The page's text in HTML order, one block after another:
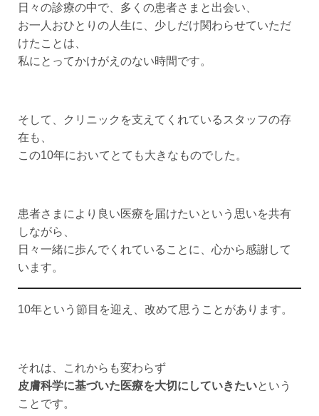
日々の診療の中で、多くの患者さまと出会い、
お一人おひとりの人生に、少しだけ関わらせていただ
けたことは、
私にとってかけがえのない時間です。
そして、クリニックを支えてくれているスタッフの存
在も、
この10年においてとても大きなものでした。
患者さまにより良い医療を届けたいという思いを共有
しながら、
日々一緒に歩んでくれていることに、心から感謝して
います。
10年という節目を迎え、改めて思うことがあります。
それは、これからも変わらず
皮膚科学に基づいた医療を大切にしていきたいという
ことです。